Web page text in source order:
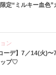
定“ミルキー血色”
ン
ーデ】7／14(火)
ップ♡